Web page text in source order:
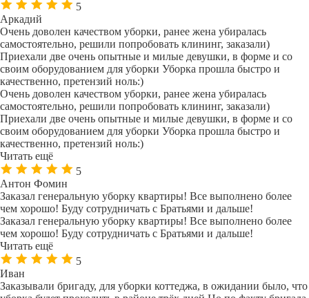
5
Аркадий
Очень доволен качеством уборки, ранее жена убиралась
самостоятельно, решили попробовать клининг, заказали)
Приехали две очень опытные и милые девушки, в форме и со
своим оборудованием для уборки Уборка прошла быстро и
качественно, претензий ноль:)
Очень доволен качеством уборки, ранее жена убиралась
самостоятельно, решили попробовать клининг, заказали)
Приехали две очень опытные и милые девушки, в форме и со
своим оборудованием для уборки Уборка прошла быстро и
качественно, претензий ноль:)
Читать ещё
5
Антон Фомин
Заказал генеральную уборку квартиры! Все выполнено более
чем хорошо! Буду сотрудничать с Братьями и дальше!
Заказал генеральную уборку квартиры! Все выполнено более
чем хорошо! Буду сотрудничать с Братьями и дальше!
Читать ещё
5
Иван
Заказывали бригаду, для уборки коттеджа, в ожидании было, что